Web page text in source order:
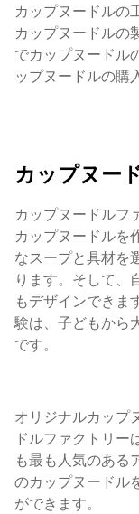
カップヌードルの
カップヌードルの
でカップヌードル
ップヌードルの購
カップヌー
カップヌードルフ
カップヌードルを
なスープと具材を
ります。そして、
もデザインできま
験は、子どもから
です。
オリジナルカップ
ドルファクトリ
も最も人気のある
のカップヌードル
ができます。